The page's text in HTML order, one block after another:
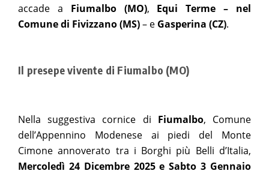
accade a Fiumalbo (MO), Equi Terme – nel
Comune di Fivizzano (MS)– e Gasperina (CZ).
Il presepe vivente di Fiumalbo (MO)
Nella suggestiva cornice di Fiumalbo, Comune
dell’Appennino Modenese ai piedi del Monte
Cimone annoverato tra i Borghi più Belli d’Italia,
Mercoledì 24 Dicembre 2025 e Sabto 3 Gennaio